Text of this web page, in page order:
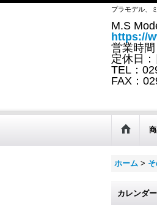
プラモデル、
M.S
https://
営業時
定休日
TEL：
FAX：
ホーム >
カレンダー